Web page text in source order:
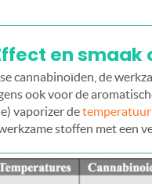
en smaak
cannabinoïden, de
ook voor de
vaporizer de
stoffen met een